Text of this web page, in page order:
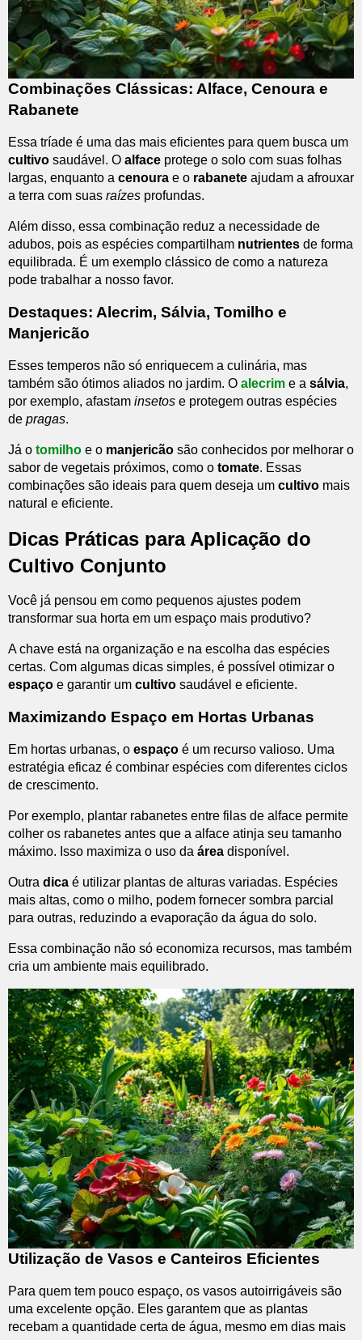
Combinações Clássicas: Alface, Cenoura e
Rabanete
Essa tríade é uma das mais eficientes para quem busca um
cultivo saudável. O alface protege o solo com suas folhas
largas, enquanto a cenoura e o rabanete ajudam a afrouxar
a terra com suas raízes profundas.
Além disso, essa combinação reduz a necessidade de
adubos, pois as espécies compartilham nutrientes de forma
equilibrada. É um exemplo clássico de como a natureza
pode trabalhar a nosso favor.
Destaques: Alecrim, Sálvia, Tomilho e
Manjericão
Esses temperos não só enriquecem a culinária, mas
também são ótimos aliados no jardim. O alecrim e a sálvia,
por exemplo, afastam insetos e protegem outras espécies
de pragas.
Já o tomilho e o manjericão são conhecidos por melhorar o
sabor de vegetais próximos, como o tomate. Essas
combinações são ideais para quem deseja um cultivo mais
natural e eficiente.
Dicas Práticas para Aplicação do
Cultivo Conjunto
Você já pensou em como pequenos ajustes podem
transformar sua horta em um espaço mais produtivo?
A chave está na organização e na escolha das espécies
certas. Com algumas dicas simples, é possível otimizar o
espaço e garantir um cultivo saudável e eficiente.
Maximizando Espaço em Hortas Urbanas
Em hortas urbanas, o espaço é um recurso valioso. Uma
estratégia eficaz é combinar espécies com diferentes ciclos
de crescimento.
Por exemplo, plantar rabanetes entre filas de alface permite
colher os rabanetes antes que a alface atinja seu tamanho
máximo. Isso maximiza o uso da área disponível.
Outra dica é utilizar plantas de alturas variadas. Espécies
mais altas, como o milho, podem fornecer sombra parcial
para outras, reduzindo a evaporação da água do solo.
Essa combinação não só economiza recursos, mas também
cria um ambiente mais equilibrado.
Utilização de Vasos e Canteiros Eficientes
Para quem tem pouco espaço, os vasos autoirrigáveis são
uma excelente opção. Eles garantem que as plantas
recebam a quantidade certa de água, mesmo em dias mais